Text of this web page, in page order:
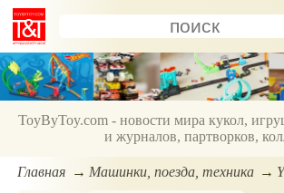
ToyByToy.com - новости мира кукол,
и журналов, партворков,
Главная Машинки, поезда, техника